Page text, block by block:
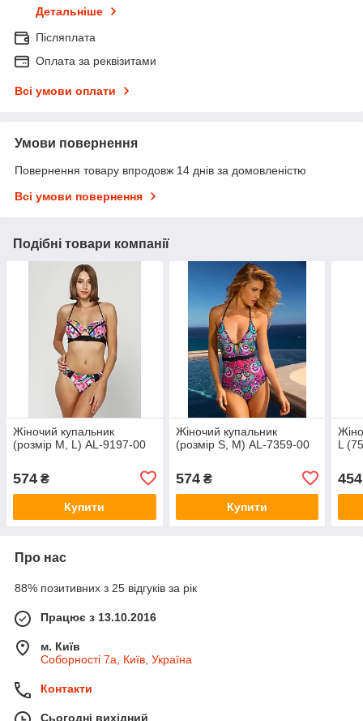
Детальніше
Післяплата
Оплата за реквізитами
Всі умови оплати
Умови повернення
Повернення товару впродовж 14 днів за домовленістю
Всі умови повернення
Подібні товари компанії
Жіночий купальник
(розмір M, L) AL-9197-00
574 ₴
Купити
Жіночий купальник
(розмір S, M) AL-7359-00
574₴
Купити
L
454
Про нас
88% позитивних з 25 відгуків за рік
Працює з 13.10.2016
м. Київ
Соборності 7а, Київ, Україна
Контакти
Сьогодні вихідний